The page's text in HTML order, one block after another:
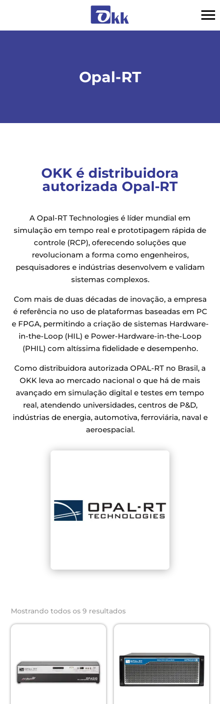
Opal-RT
OKK é distribuidora
autorizada Opal-RT
A Opal-RT Technologies é líder mundial em
simulação em tempo real e prototipagem rápida de
controle (RCP), oferecendo soluções que
revolucionam a forma como engenheiros,
pesquisadores e indústrias desenvolvem e validam
sistemas complexos.
Com mais de duas décadas de inovação, a empresa
é referência no uso de plataformas baseadas em PC
e FPGA, permitindo a criação de sistemas Hardware-
in-the-Loop (HIL) e Power-Hardware-in-the-Loop
(PHIL) com altíssima fidelidade e desempenho.
Como distribuidora autorizada OPAL-RT no Brasil, a
OKK leva ao mercado nacional o que há de mais
avançado em simulação digital e testes em tempo
real, atendendo universidades, centros de P&D,
indústrias de energia, automotiva, ferroviária, naval e
aeroespacial.
Mostrando todos os 9 resultados